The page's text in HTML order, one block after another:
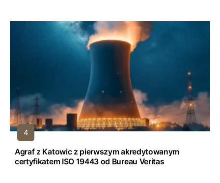
Agraf z Katowic z pierwszym akredytowanym
certyfikatem ISO 19443 od Bureau Veritas